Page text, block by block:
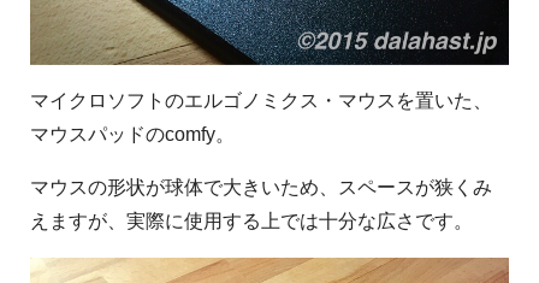
マイクロソフトのエルゴノミクス・マウスを置いた、
マウスパッドのcomfy。
マウスの形状が球体で大きいため、スペースが狭くみ
えますが、実際に使用する上では十分な広さです。